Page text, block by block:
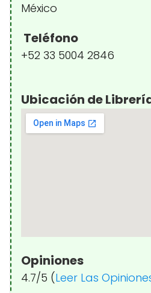
México
Teléfono
+52 33 5004 2846
Ubicación de
Opiniones
4.7/5 (Leer Las